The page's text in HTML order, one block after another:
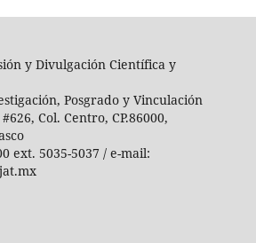
y Divulgación Científica y
Posgrado y Vinculación
Col. Centro, CP.86000,
ext. 5035-5037 / e-mail: